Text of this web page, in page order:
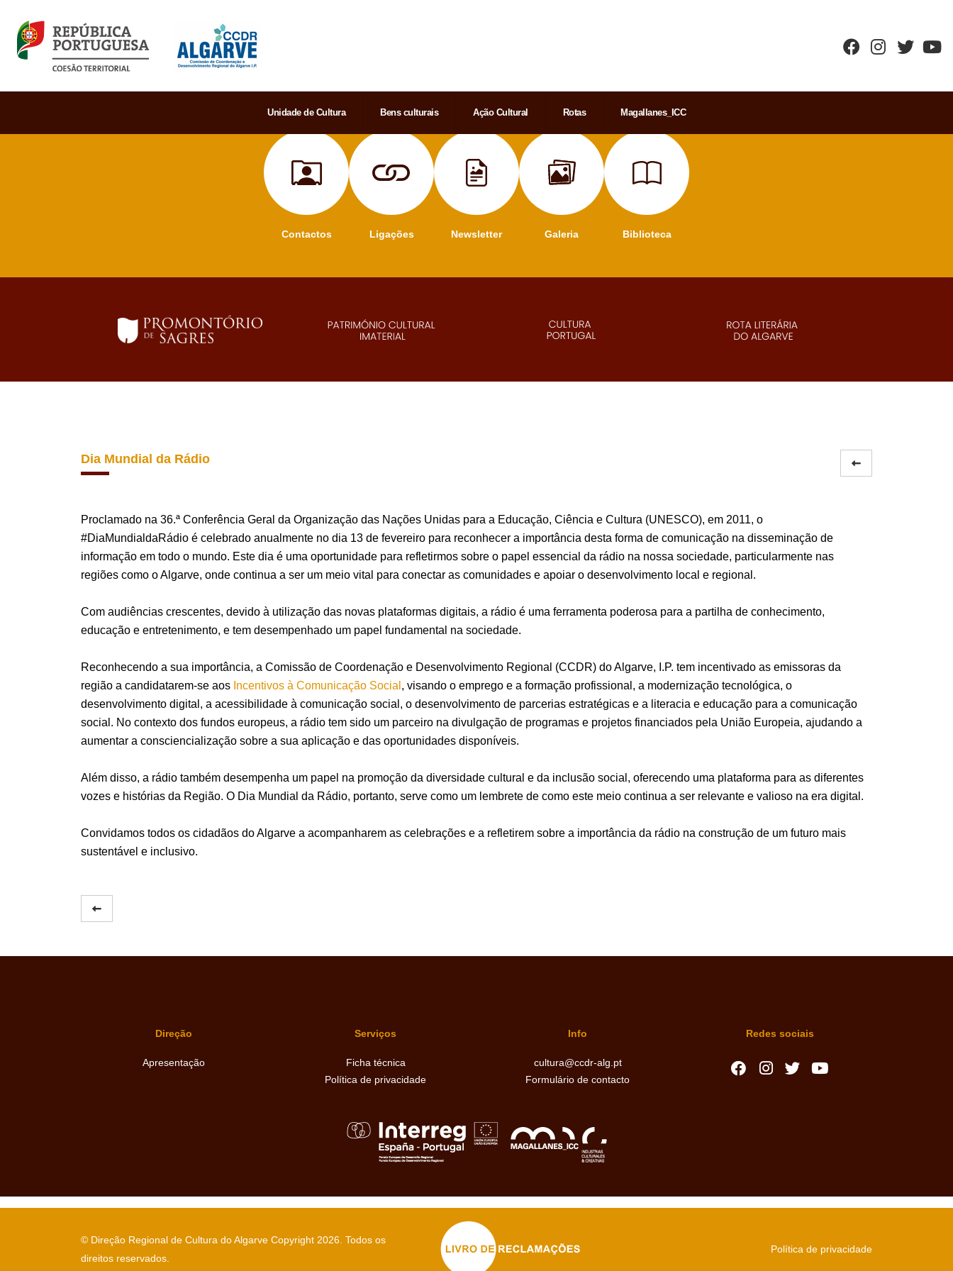
Unidade de Cultura Bens culturais Ação Cultural Rotas Magallanes_ICC
Contactos Ligações Newsletter Galeria Biblioteca
Dia Mundial da Rádio
Proclamado na 36.ª Conferência Geral da Organização das Nações Unidas para a Educação, Ciência e Cultura (UNESCO), em 2011, o
#DiaMundialdaRádio é celebrado anualmente no dia 13 de fevereiro para reconhecer a importância desta forma de comunicação na disseminação de
informação em todo o mundo. Este dia é uma oportunidade para refletirmos sobre o papel essencial da rádio na nossa sociedade, particularmente nas
regiões como o Algarve, onde continua a ser um meio vital para conectar as comunidades e apoiar o desenvolvimento local e regional.
Com audiências crescentes, devido à utilização das novas plataformas digitais, a rádio é uma ferramenta poderosa para a partilha de conhecimento,
educação e entretenimento, e tem desempenhado um papel fundamental na sociedade.
Reconhecendo a sua importância, a Comissão de Coordenação e Desenvolvimento Regional (CCDR) do Algarve, I.P. tem incentivado as emissoras da
região a candidatarem-se aos Incentivos à Comunicação Social , visando o emprego e a formação profissional, a modernização tecnológica, o
desenvolvimento digital, a acessibilidade à comunicação social, o desenvolvimento de parcerias estratégicas e a literacia e educação para a comunicação
social. No contexto dos fundos europeus, a rádio tem sido um parceiro na divulgação de programas e projetos financiados pela União Europeia, ajudando a
aumentar a consciencialização sobre a sua aplicação e das oportunidades disponíveis.
Além disso, a rádio também desempenha um papel na promoção da diversidade cultural e da inclusão social, oferecendo uma plataforma para as diferentes
vozes e histórias da Região. O Dia Mundial da Rádio, portanto, serve como um lembrete de como este meio continua a ser relevante e valioso na era digital.
Convidamos todos os cidadãos do Algarve a acompanharem as celebrações e a refletirem sobre a importância da rádio na construção de um futuro mais
sustentável e inclusivo.
Direção
Apresentação
Serviços
Ficha técnica
Política de privacidade
Info
cultura@ccdr-alg.pt
Formulário de contacto
Redes sociais
© Direção Regional de Cultura do Algarve Copyright 2026 . Todos os
direitos reservados.
Política de privacidade